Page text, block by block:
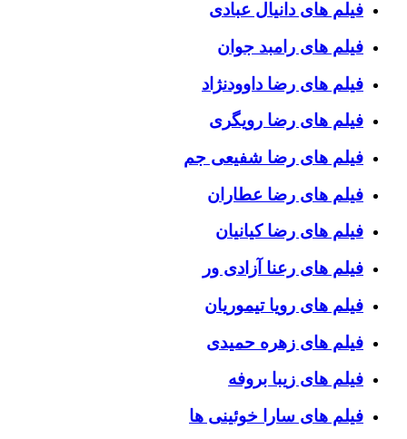
فیلم های دانیال عبادی
فیلم های رامبد جوان
فیلم های رضا داوودنژاد
فیلم های رضا رویگری
فیلم های رضا شفیعی جم
فیلم های رضا عطاران
فیلم های رضا کیانیان
فیلم های رعنا آزادی ور
فیلم های رویا تیموریان
فیلم های زهره حمیدی
فیلم های زیبا بروفه
فیلم های سارا خوئینی ها